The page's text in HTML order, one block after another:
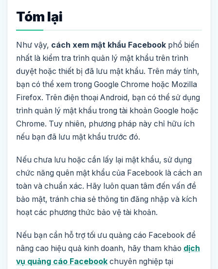
Tóm lại
Như vậy, cách xem mật khẩu Facebook phổ biến
nhất là kiểm tra trình quản lý mật khẩu trên trình
duyệt hoặc thiết bị đã lưu mật khẩu. Trên máy tính,
bạn có thể xem trong Google Chrome hoặc Mozilla
Firefox. Trên điện thoại Android, bạn có thể sử dụng
trình quản lý mật khẩu trong tài khoản Google hoặc
Chrome. Tuy nhiên, phương pháp này chỉ hữu ích
nếu bạn đã lưu mật khẩu trước đó.
Nếu chưa lưu hoặc cần lấy lại mật khẩu, sử dụng
chức năng quên mật khẩu của Facebook là cách an
toàn và chuẩn xác. Hãy luôn quan tâm đến vấn đề
bảo mật, tránh chia sẻ thông tin đăng nhập và kích
hoạt các phương thức bảo vệ tài khoản.
Nếu bạn cần hỗ trợ tối ưu quảng cáo Facebook để
nâng cao hiệu quả kinh doanh, hãy tham khảo dịch
vụ quảng cáo Facebook chuyên nghiệp tại